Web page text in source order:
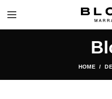
HOME